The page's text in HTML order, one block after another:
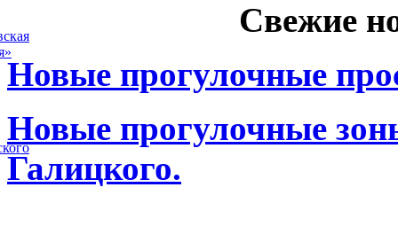
Свежие
Новые прогулочные
Новые прогулочные
Галицкого.